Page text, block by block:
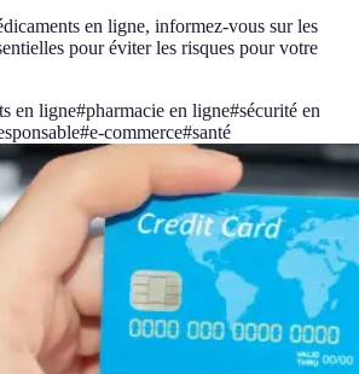
en ligne, informez-vous sur les
pour éviter les risques pour votre
en ligne#pharmacie en ligne#sécurité en
#e-commerce#santé